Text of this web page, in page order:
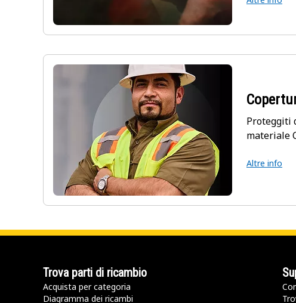
Proteggiti
materiale
Altre info
Trova parti di ricambio
Acquista per categoria
Diagramma dei ricambi